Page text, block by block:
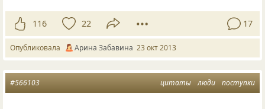
116 22 17
Опубликовала Арина Забавина 23 окт 2013
цитаты люди поступки
#566103